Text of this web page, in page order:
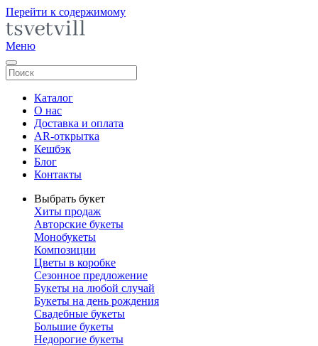
Перейти к содержимому
Меню
Каталог
О нас
Доставка и оплата
AR-открытка
Кешбэк
Блог
Контакты
Выбрать букет
Хиты продаж
Авторские букеты
Монобукеты
Композиции
Цветы в коробке
Сезонное предложение
Букеты на любой случай
Букеты на день рождения
Свадебные букеты
Большие букеты
Недорогие букеты